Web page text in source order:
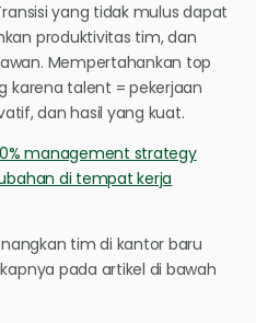
yang tidak mulus dapat
produktivitas tim, dan
Mempertahankan top
karena talent = pekerjaan
dan hasil yang kuat.
management strategy
di tempat kerja
tim di kantor baru
pada artikel di bawah